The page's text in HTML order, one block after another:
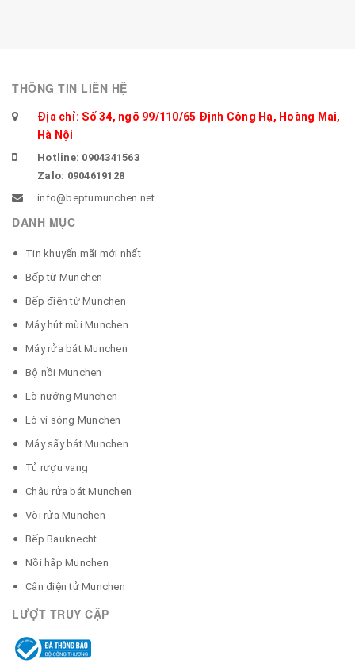
THÔNG TIN LIÊN HỆ
Địa chỉ: Số 34, ngõ 99/110/65 Định Công Hạ, Hoàng Mai,
Hà Nội
Hotline: 0904341563
Zalo: 0904619128
info@beptumunchen.net
DANH MỤC
Tin khuyến mãi mới nhất
Bếp từ Munchen
Bếp điện từ Munchen
Máy hút mùi Munchen
Máy rửa bát Munchen
Bộ nồi Munchen
Lò nướng Munchen
Lò vi sóng Munchen
Máy sấy bát Munchen
Tủ rượu vang
Chậu rửa bát Munchen
Vòi rửa Munchen
Bếp Bauknecht
Nồi hấp Munchen
Cân điện tử Munchen
LƯỢT TRUY CẬP